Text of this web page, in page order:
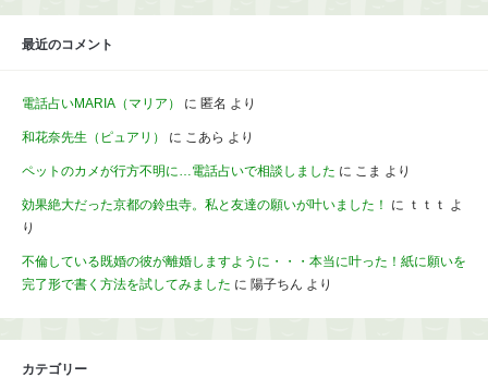
最近のコメント
電話占いMARIA（マリア） に 匿名 より
和花奈先生（ピュアリ） に こあら より
ペットのカメが行方不明に…電話占いで相談しました に こま より
効果絶大だった京都の鈴虫寺。私と友達の願いが叶いました！ に ｔｔｔ よ
り
不倫している既婚の彼が離婚しますように・・・本当に叶った！紙に願いを
完了形で書く方法を試してみました に 陽子ちん より
カテゴリー